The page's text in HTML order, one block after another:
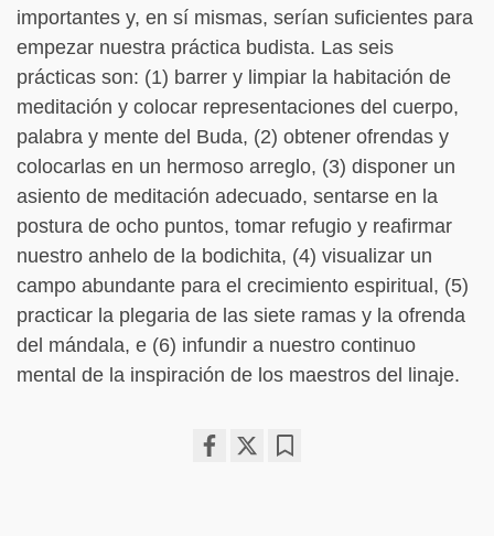
importantes y, en sí mismas, serían suficientes para
empezar nuestra práctica budista. Las seis
prácticas son: (1) barrer y limpiar la habitación de
meditación y colocar representaciones del cuerpo,
palabra y mente del Buda, (2) obtener ofrendas y
colocarlas en un hermoso arreglo, (3) disponer un
asiento de meditación adecuado, sentarse en la
postura de ocho puntos, tomar refugio y reafirmar
nuestro anhelo de la bodichita, (4) visualizar un
campo abundante para el crecimiento espiritual, (5)
practicar la plegaria de las siete ramas y la ofrenda
del mándala, e (6) infundir a nuestro continuo
mental de la inspiración de los maestros del linaje.